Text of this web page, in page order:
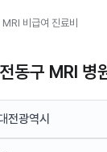
MRI 비급여 진료비
동구 MRI
전광역시